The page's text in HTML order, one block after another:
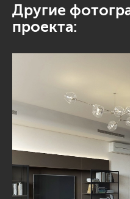
Другие
проекта: